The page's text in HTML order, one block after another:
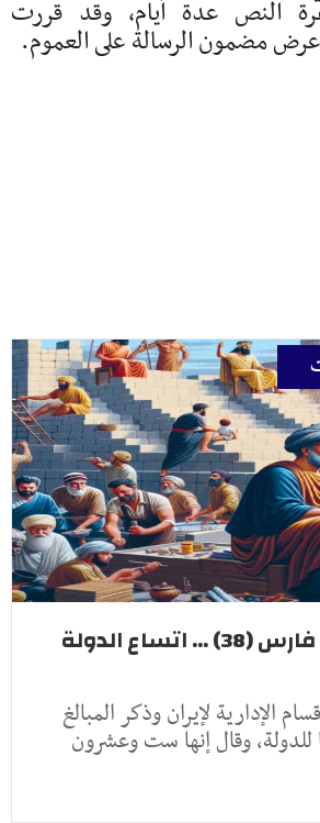
النص عدة أيام، وقد قررت
مضمون الرسالة على العموم.
مسلسل تاريخ فارس (38) ... اتساع الدولة
الإدارية لإيران وذكر المبالغ
للدولة، وقال إنها ست وعشرون